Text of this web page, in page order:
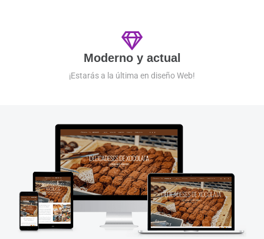
Moderno y actual
¡Estarás a la última en diseño Web!